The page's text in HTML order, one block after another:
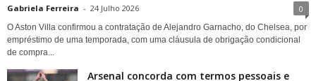
Gabriela Ferreira - 24 Julho 2026 0
O Aston Villa confirmou a contratação de Alejandro Garnacho, do Chelsea, por
empréstimo de uma temporada, com uma cláusula de obrigação condicional
de compra...
Arsenal concorda com termos pessoais e